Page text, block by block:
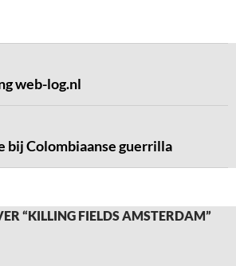
web-log.nl
bij Colombiaanse guerrilla
“KILLING FIELDS AMSTERDAM”